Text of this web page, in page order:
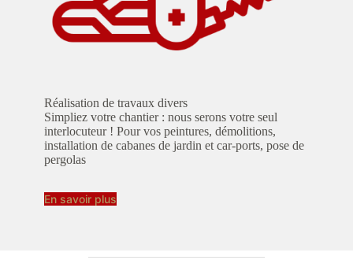
Réalisation de travaux divers
Simpliez votre chantier : nous serons votre seul
interlocuteur ! Pour vos peintures, démolitions,
installation de cabanes de jardin et car-ports, pose de
pergolas
En savoir plus